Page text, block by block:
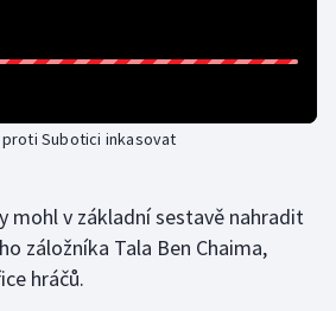
Subotici inkasovat
mohl v základní sestavě nahradit
záložníka Tala Ben Chaima,
hráčů.